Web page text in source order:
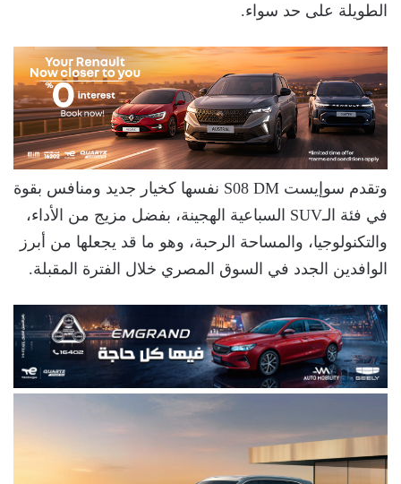
الطويلة على حد سواء.
وتقدم سوإيست S08 DM نفسها كخيار جديد ومنافس بقوة
في فئة الـSUV السباعية الهجينة، بفضل مزيج من الأداء،
والتكنولوجيا، والمساحة الرحبة، وهو ما قد يجعلها من أبرز
الوافدين الجدد في السوق المصري خلال الفترة المقبلة.